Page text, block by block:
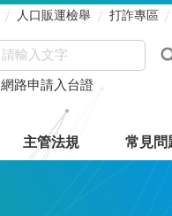
人口販運檢舉 打詐專區
網路申請入台證
主管法規 常見問